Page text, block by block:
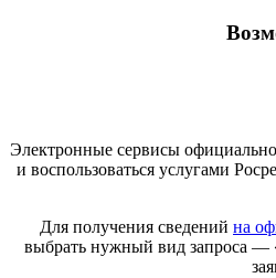
Электронные сервисы
и воспользоваться услугами
Для получения сведений на
выбрать нужный вид запроса —